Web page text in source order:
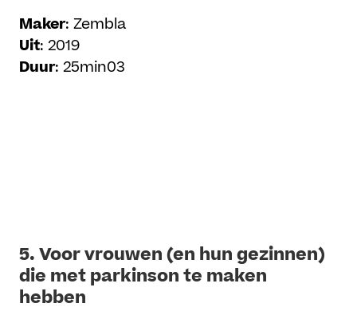
Maker: Zembla
Uit: 2019
Duur: 25min03
5.Voor vrouwen (en hun gezinnen)
die met parkinson te maken
hebben